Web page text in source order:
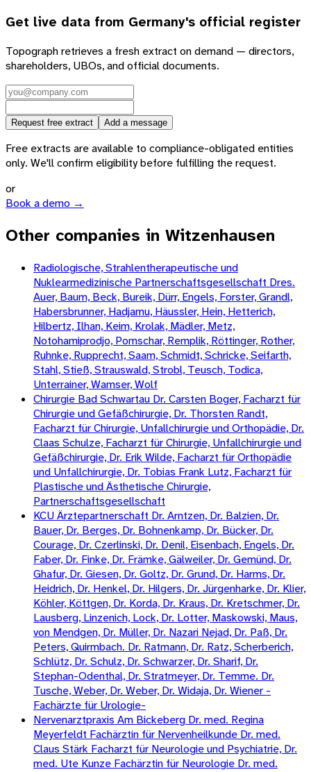
Get live data from Germany's official register
Topograph retrieves a fresh extract on demand — directors,
shareholders, UBOs, and official documents.
Request free extract Add a message
Free extracts are available to compliance-obligated entities
only. We'll confirm eligibility before fulfilling the request.
or
Book a demo →
Other companies in Witzenhausen
Radiologische, Strahlentherapeutische und
Nuklearmedizinische Partnerschaftsgesellschaft Dres.
Auer, Baum, Beck, Bureik, Dürr, Engels, Forster, Grandl,
Habersbrunner, Hadjamu, Häussler, Hein, Hetterich,
Hilbertz, Ilhan, Keim, Krolak, Mädler, Metz,
Notohamiprodjo, Pomschar, Remplik, Röttinger, Rother,
Ruhnke, Rupprecht, Saam, Schmidt, Schricke, Seifarth,
Stahl, Stieß, Strauswald, Strobl, Teusch, Todica,
Unterrainer, Wamser, Wolf
Chirurgie Bad Schwartau Dr. Carsten Boger, Facharzt für
Chirurgie und Gefäßchirurgie, Dr. Thorsten Randt,
Facharzt für Chirurgie, Unfallchirurgie und Orthopädie, Dr.
Claas Schulze, Facharzt für Chirurgie, Unfallchirurgie und
Gefäßchirurgie, Dr. Erik Wilde, Facharzt für Orthopädie
und Unfallchirurgie, Dr. Tobias Frank Lutz, Facharzt für
Plastische und Ästhetische Chirurgie,
Partnerschaftsgesellschaft
KCU Ärztepartnerschaft Dr. Arntzen, Dr. Balzien, Dr.
Bauer, Dr. Berges, Dr. Bohnenkamp, Dr. Bücker, Dr.
Courage, Dr. Czerlinski, Dr. Denil, Eisenbach, Engels, Dr.
Faber, Dr. Finke, Dr. Främke, Gälweiler, Dr. Gemünd, Dr.
Ghafur, Dr. Giesen, Dr. Goltz, Dr. Grund, Dr. Harms, Dr.
Heidrich, Dr. Henkel, Dr. Hilgers, Dr. Jürgenharke, Dr. Klier,
Köhler, Köttgen, Dr. Korda, Dr. Kraus, Dr. Kretschmer, Dr.
Lausberg, Linzenich, Lock, Dr. Lotter, Maskowski, Maus,
von Mendgen, Dr. Müller, Dr. Nazari Nejad, Dr. Paß, Dr.
Peters, Quirmbach. Dr. Ratmann, Dr. Ratz, Scherberich,
Schlütz, Dr. Schulz, Dr. Schwarzer, Dr. Sharif, Dr.
Stephan-Odenthal, Dr. Stratmeyer, Dr. Temme. Dr.
Tusche, Weber, Dr. Weber, Dr. Widaja, Dr. Wiener -
Fachärzte für Urologie-
Nervenarztpraxis Am Bickeberg Dr. med. Regina
Meyerfeldt Fachärztin für Nervenheilkunde Dr. med.
Claus Stärk Facharzt für Neurologie und Psychiatrie, Dr.
med. Ute Kunze Fachärztin für Neurologie Dr. med.